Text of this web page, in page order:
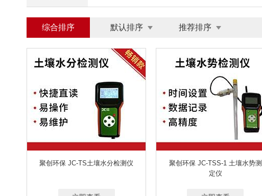
综合排序 默认排序 推荐排序
聚创环保 JC-TS土壤水分检测仪
聚创环保 JC-TSS-1 土壤水势测
定仪